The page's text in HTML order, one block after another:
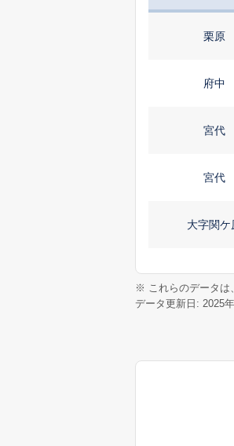
栗原
府中
宮代
宮代
大字関ケ
※ これらのデータは
データ更新日: 2025